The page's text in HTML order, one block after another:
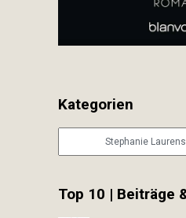
Kategorien
Kategorien
Top 10 | Beiträge